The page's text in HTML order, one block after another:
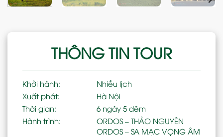
THÔNG TIN TOUR
Khởi hành:
Nhiều lịch
Xuất phát:
Hà Nội
Thời gian:
6 ngày 5 đêm
Hành trình:
ORDOS – THẢO NGUYÊN
ORDOS – SA MẠC VỌNG ÂM